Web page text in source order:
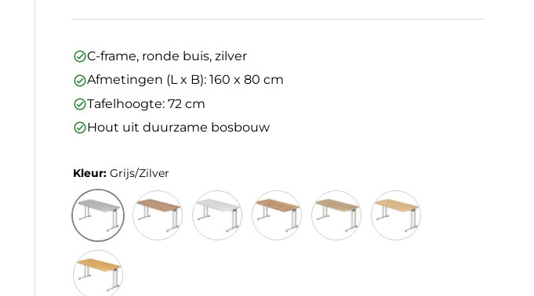
C-frame, ronde buis, zilver
Afmetingen (L x B): 160 x 80 cm
Tafelhoogte: 72 cm
Hout uit duurzame bosbouw
Kleur:Grijs/Zilver
Grijs/Zilver